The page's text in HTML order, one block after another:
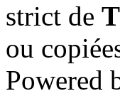
strict de
ou
Powered